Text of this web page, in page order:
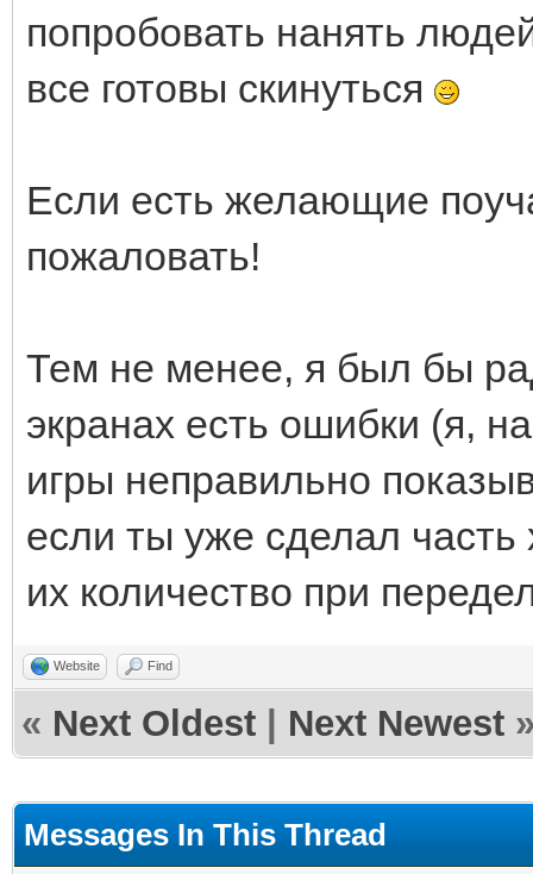
попробовать нанять
все готовы скинуться
Если есть желающие
пожаловать!
Тем не менее, я был бы
экранах есть ошибки (я,
игры неправильно
если ты уже сделал
их количество при
Website Find
« Next Oldest Next Newest
Messages In This Thread